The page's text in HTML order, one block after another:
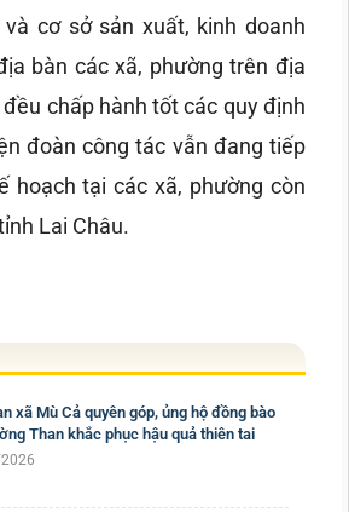
cơ sở sản xuất, kinh doanh
bàn các xã, phường trên địa
chấp hành tốt các quy định
đoàn công tác vẫn đang tiếp
hoạch tại các xã, phường còn
Lai Châu.
xã Mù Cả quyên góp, ủng hộ đồng bào
Than khắc phục hậu quả thiên tai